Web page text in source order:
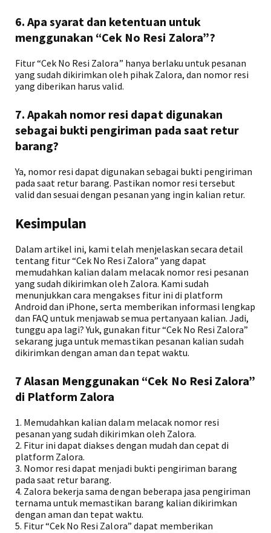
6. Apa syarat dan ketentuan untuk
menggunakan “Cek No Resi Zalora”?
Fitur “Cek No Resi Zalora” hanya berlaku untuk pesanan
yang sudah dikirimkan oleh pihak Zalora, dan nomor resi
yang diberikan harus valid.
7. Apakah nomor resi dapat digunakan
sebagai bukti pengiriman pada saat retur
barang?
Ya, nomor resi dapat digunakan sebagai bukti pengiriman
pada saat retur barang. Pastikan nomor resi tersebut
valid dan sesuai dengan pesanan yang ingin kalian retur.
Kesimpulan
Dalam artikel ini, kami telah menjelaskan secara detail
tentang fitur “Cek No Resi Zalora” yang dapat
memudahkan kalian dalam melacak nomor resi pesanan
yang sudah dikirimkan oleh Zalora. Kami sudah
menunjukkan cara mengakses fitur ini di platform
Android dan iPhone, serta memberikan informasi lengkap
dan FAQ untuk menjawab semua pertanyaan kalian. Jadi,
tunggu apa lagi? Yuk, gunakan fitur “Cek No Resi Zalora”
sekarang juga untuk memastikan pesanan kalian sudah
dikirimkan dengan aman dan tepat waktu.
7 Alasan Menggunakan “Cek No Resi Zalora”
di Platform Zalora
1. Memudahkan kalian dalam melacak nomor resi
pesanan yang sudah dikirimkan oleh Zalora.
2. Fitur ini dapat diakses dengan mudah dan cepat di
platform Zalora.
3. Nomor resi dapat menjadi bukti pengiriman barang
pada saat retur barang.
4. Zalora bekerja sama dengan beberapa jasa pengiriman
ternama untuk memastikan barang kalian dikirimkan
dengan aman dan tepat waktu.
5. Fitur “Cek No Resi Zalora” dapat memberikan